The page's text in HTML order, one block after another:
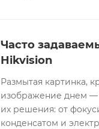
Часто
Hikvision
Размытая картинка,
изображение днем —
их решения: от
конденсатом и